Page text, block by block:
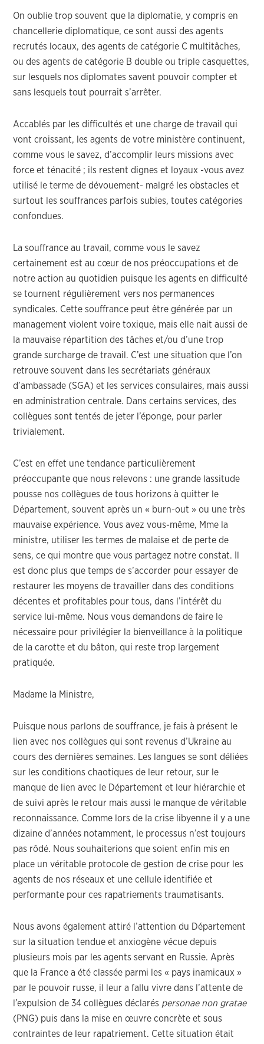
On oublie trop souvent que la diplomatie, y compris en
chancellerie diplomatique, ce sont aussi des agents
recrutés locaux, des agents de catégorie C multitâches,
ou des agents de catégorie B double ou triple casquettes,
sur lesquels nos diplomates savent pouvoir compter et
sans lesquels tout pourrait s’arrêter.
Accablés par les difficultés et une charge de travail qui
vont croissant, les agents de votre ministère continuent,
comme vous le savez, d’accomplir leurs missions avec
force et ténacité ; ils restent dignes et loyaux -vous avez
utilisé le terme de dévouement- malgré les obstacles et
surtout les souffrances parfois subies, toutes catégories
confondues.
La souffrance au travail, comme vous le savez
certainement est au cœur de nos préoccupations et de
notre action au quotidien puisque les agents en difficulté
se tournent régulièrement vers nos permanences
syndicales. Cette souffrance peut être générée par un
management violent voire toxique, mais elle nait aussi de
la mauvaise répartition des tâches et/ou d’une trop
grande surcharge de travail. C’est une situation que l’on
retrouve souvent dans les secrétariats généraux
d’ambassade (SGA) et les services consulaires, mais aussi
en administration centrale. Dans certains services, des
collègues sont tentés de jeter l’éponge, pour parler
trivialement.
C’est en effet une tendance particulièrement
préoccupante que nous relevons : une grande lassitude
pousse nos collègues de tous horizons à quitter le
Département, souvent après un « burn-out » ou une très
mauvaise expérience. Vous avez vous-même, Mme la
ministre, utiliser les termes de malaise et de perte de
sens, ce qui montre que vous partagez notre constat. Il
est donc plus que temps de s’accorder pour essayer de
restaurer les moyens de travailler dans des conditions
décentes et profitables pour tous, dans l’intérêt du
service lui-même. Nous vous demandons de faire le
nécessaire pour privilégier la bienveillance à la politique
de la carotte et du bâton, qui reste trop largement
pratiquée.
Madame la Ministre,
Puisque nous parlons de souffrance, je fais à présent le
lien avec nos collègues qui sont revenus d’Ukraine au
cours des dernières semaines. Les langues se sont déliées
sur les conditions chaotiques de leur retour, sur le
manque de lien avec le Département et leur hiérarchie et
de suivi après le retour mais aussi le manque de véritable
reconnaissance. Comme lors de la crise libyenne il y a une
dizaine d’années notamment, le processus n’est toujours
pas rôdé. Nous souhaiterions que soient enfin mis en
place un véritable protocole de gestion de crise pour les
agents de nos réseaux et une cellule identifiée et
performante pour ces rapatriements traumatisants.
Nous avons également attiré l’attention du Département
sur la situation tendue et anxiogène vécue depuis
plusieurs mois par les agents servant en Russie. Après
que la France a été classée parmi les « pays inamicaux »
par le pouvoir russe, il leur a fallu vivre dans l’attente de
l’expulsion de 34 collègues déclarés personae non gratae
(PNG) puis dans la mise en œuvre concrète et sous
contraintes de leur rapatriement. Cette situation était